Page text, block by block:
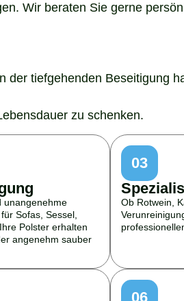
Wir beraten Sie gerne
der tiefgehenden Beseitigung
zu schenken.
unangenehme
Sofas, Sessel,
Polster erhalten
angenehm sauber
03
Ob Rotwein,
06